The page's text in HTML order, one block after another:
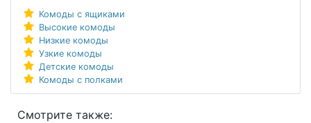
Комоды с ящиками
Высокие комоды
Низкие комоды
Узкие комоды
Детские комоды
Комоды с полками
Смотрите также: